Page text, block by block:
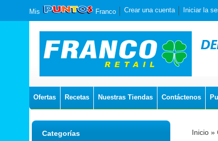
Mis Franco Crear una cuenta Iniciar la
Ofertas Recetas Nuestras Tiendas Contáctenos
Inicio »
Categorías